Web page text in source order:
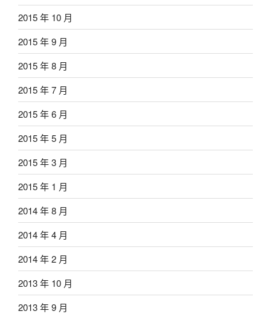
2015 年 10 月
2015 年 9 月
2015 年 8 月
2015 年 7 月
2015 年 6 月
2015 年 5 月
2015 年 3 月
2015 年 1 月
2014 年 8 月
2014 年 4 月
2014 年 2 月
2013 年 10 月
2013 年 9 月